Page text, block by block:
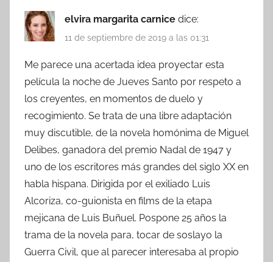
elvira margarita carnice dice:
11 de septiembre de 2019 a las 01:31
Me parece una acertada idea proyectar esta
película la noche de Jueves Santo por respeto a
los creyentes, en momentos de duelo y
recogimiento. Se trata de una libre adaptación
muy discutible, de la novela homónima de Miguel
Delibes, ganadora del premio Nadal de 1947 y
uno de los escritores más grandes del siglo XX en
habla hispana. Dirigida por el exiliado Luis
Alcoriza, co-guionista en films de la etapa
mejicana de Luis Buñuel. Pospone 25 años la
trama de la novela para, tocar de soslayo la
Guerra Civil, que al parecer interesaba al propio